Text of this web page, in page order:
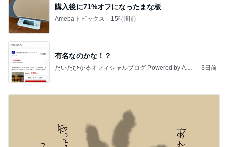
購入後に71%オフになったまな板
Amebaトピックス 15時間前
有名なのかな！？
だいたひかるオフィシャルブログ Powered by Ame
3日前